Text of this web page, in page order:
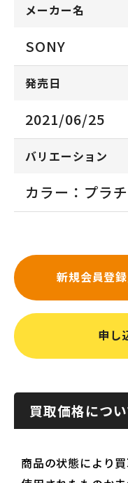
メーカー名
SONY
発売日
2021/06/25
バリエーション
カラー：プラ
新規会員登
申し
買取価格につ
商品の状態により買